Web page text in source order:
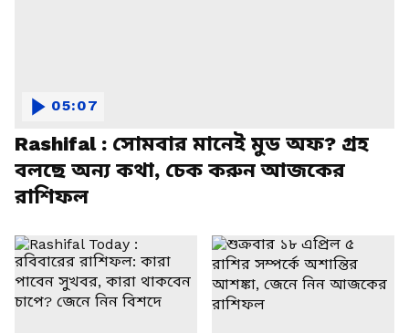
Rashifal : সোমবার মানেই মুড অফ? গ্রহ
বলছে অন্য কথা, চেক করুন আজকের
রাশিফল
05:07